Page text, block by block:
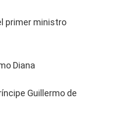
primer ministro
Diana
Guillermo de